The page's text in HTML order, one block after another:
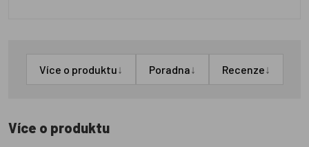
Více o produktu↓ Poradna↓ Recenze↓
Více o produktu